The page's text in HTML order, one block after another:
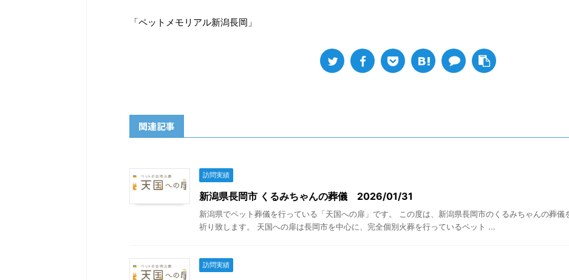
「ペットメモリアル新潟長岡」
関連記事
訪問実績
新潟県長岡市 くるみちゃんの葬儀 2026/01/31
新潟県でペット葬儀を行っている「天国への扉」です。 この度は、新潟県長岡市のくるみちゃんの葬儀
祈り致します。 天国への扉は長岡市を中心に、完全個別火葬を行っているペット ...
訪問実績